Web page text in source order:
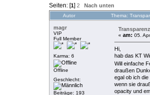
Seiten: [1] 2 Nach unten
Autor Thema:
magr
VIP
Full Member
Karma: 6
Offline
Geschlecht:
Beiträge: 193
Transparenz
« am: 05.
Hi,
hab das KT
Will einfache
draußen
egal ob ich
wenn sie
opacity und